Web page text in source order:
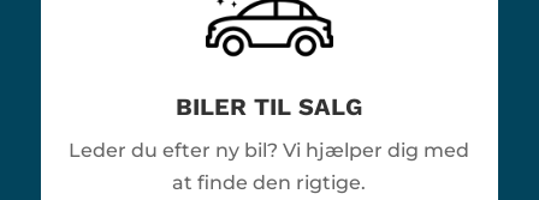
BILER TIL SALG
Leder du efter ny bil? Vi hjælper dig med
at finde den rigtige.